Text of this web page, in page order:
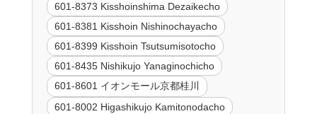
601-8373 Kisshoinshima Dezaikecho
601-8381 Kisshoin Nishinochayacho
601-8399 Kisshoin Tsutsumisotocho
601-8435 Nishikujo Yanaginochicho
601-8601 イオンモール京都桂川
601-8002 Higashikujo Kamitonodacho